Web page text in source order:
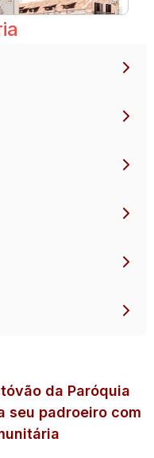
da Paróquia
seu padroeiro com